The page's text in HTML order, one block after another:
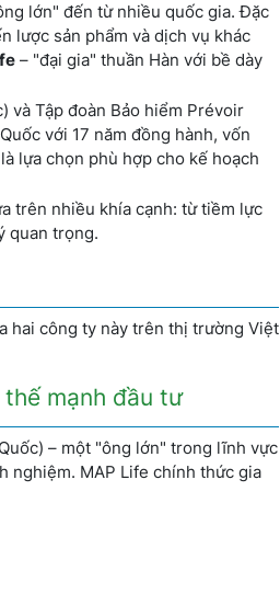
lớn" đến từ nhiều quốc gia. Đặc
lược sản phẩm và dịch vụ khác
– "đại gia" thuần Hàn với bề dày
và Tập đoàn Bảo hiểm Prévoir
với 17 năm đồng hành, vốn
lựa chọn phù hợp cho kế hoạch
trên nhiều khía cạnh: từ tiềm lực
quan trọng.
hai công ty này trên thị trường Việt
mạnh đầu tư
– một "ông lớn" trong lĩnh vực
nghiệm. MAP Life chính thức gia